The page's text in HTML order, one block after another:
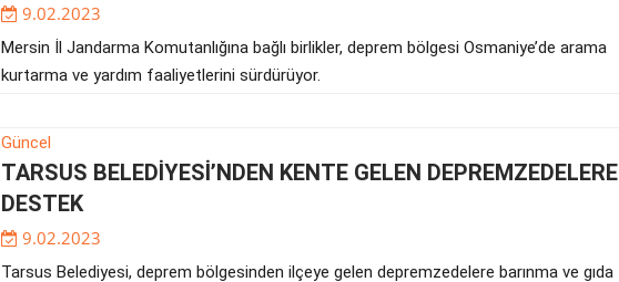
9.02.2023
Mersin İl Jandarma Komutanlığına bağlı birlikler, deprem bölgesi Osmaniye’de arama
kurtarma ve yardım faaliyetlerini sürdürüyor.
Güncel
TARSUS BELEDİYESİ’NDEN KENTE GELEN DEPREMZEDELERE
DESTEK
9.02.2023
Tarsus Belediyesi, deprem bölgesinden ilçeye gelen depremzedelere barınma ve gıda